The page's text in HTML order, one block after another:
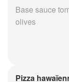
Base sauce
olives
Pizza